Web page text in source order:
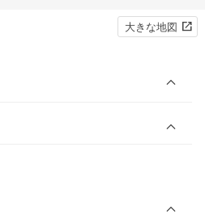
大きな地図